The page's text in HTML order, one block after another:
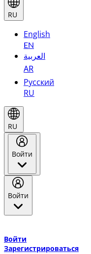
RU
English
EN
العربية
AR
Русский
RU
RU
Войти
Войти
Войти
Зарегистрироваться